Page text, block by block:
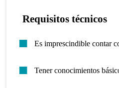
Requisitos técnicos
Es imprescindible contar
Tener conocimientos